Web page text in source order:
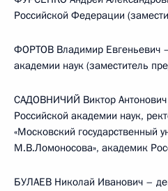
Российской Федерации
ФОРТОВ Владимир Евгеньевич
академии наук (заместитель
САДОВНИЧИЙ Виктор
Российской академии наук,
«Московский государственный
М.В.Ломоносова», академик
БУЛАЕВ Николай Иванович –